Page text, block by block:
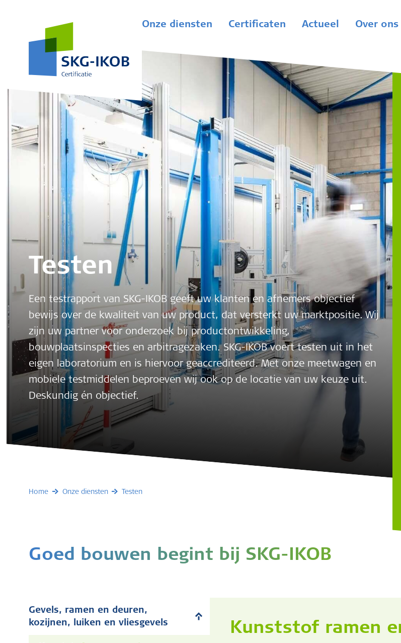
Onze diensten Certificaten Actueel Over ons
Testen
Een testrapport van SKG-IKOB geeft uw klanten en afnemers objectief
bewijs over de kwaliteit van uw product, dat versterkt uw marktpositie. Wij
zijn uw partner voor onderzoek bij productontwikkeling,
bouwplaatsinspecties en arbitragezaken. SKG-IKOB voert testen uit in het
eigen laboratorium en is hiervoor geaccrediteerd. Met onze meetwagen en
mobiele testmiddelen beproeven wij ook op de locatie van uw keuze uit.
Deskundig én objectief.
Home Onze diensten Testen
Goed bouwen begint bij SKG-IKOB
Gevels, ramen en deuren,
kozijnen, luiken en vliesgevels
Kunststof ramen